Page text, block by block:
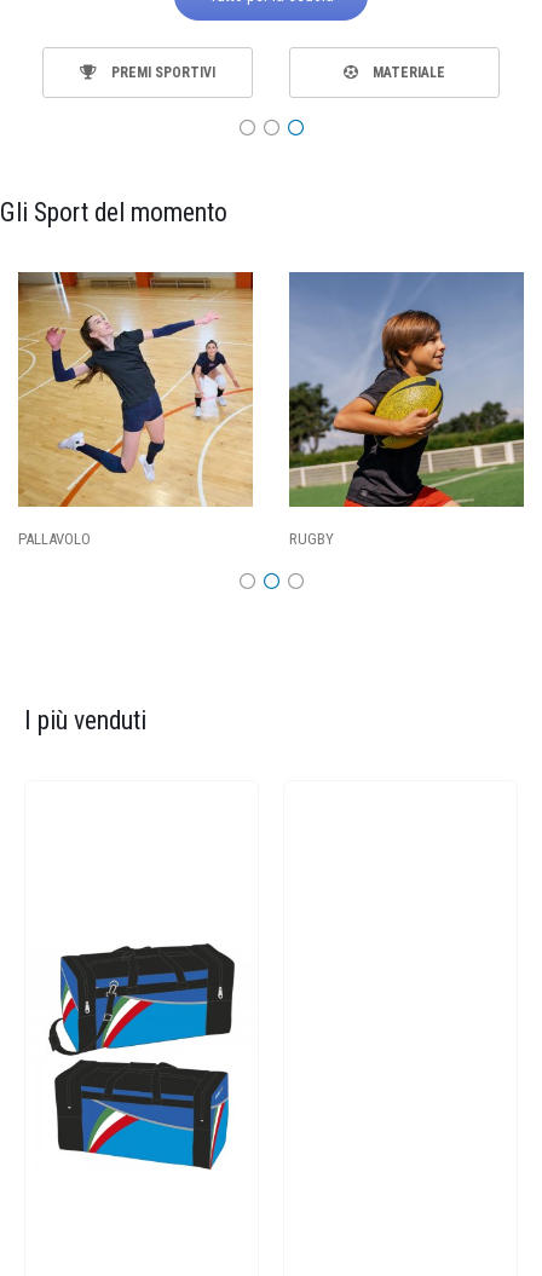
PREMI SPORTIVI MATERIALE
Gli Sport del momento
PALLAVOLO RUGBY
I più venduti